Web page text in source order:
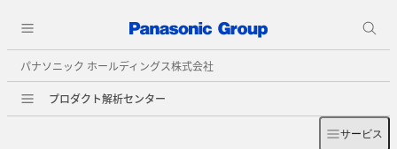
パナソニック ホールディングス株式会社
プロダクト解析センター
サービス